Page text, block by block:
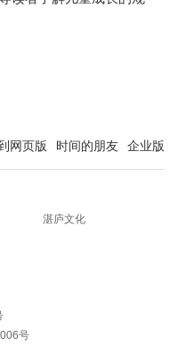
网页版 时间的朋友 企业版
湛庐文化
号